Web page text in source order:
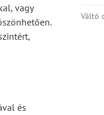
vagy
és
Váltó